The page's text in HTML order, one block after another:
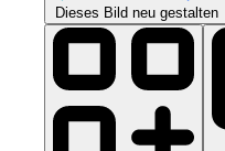
Dieses Bild neu gestalten